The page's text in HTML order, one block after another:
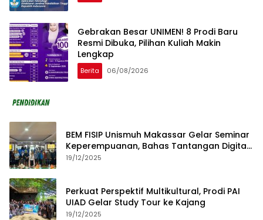
Gebrakan Besar UNIMEN! 8 Prodi Baru
Resmi Dibuka, Pilihan Kuliah Makin
Lengkap
Berita 06/08/2026
BEM FISIP Unismuh Makassar Gelar Seminar
Keperempuanan, Bahas Tantangan Digital
dan Budaya Lokal
19/12/2025
Perkuat Perspektif Multikultural, Prodi PAI
UIAD Gelar Study Tour ke Kajang
19/12/2025